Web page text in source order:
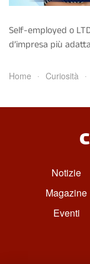
Self-employed o
d’impresa più
Home Curiosità
Notizie
Magazine
Eventi